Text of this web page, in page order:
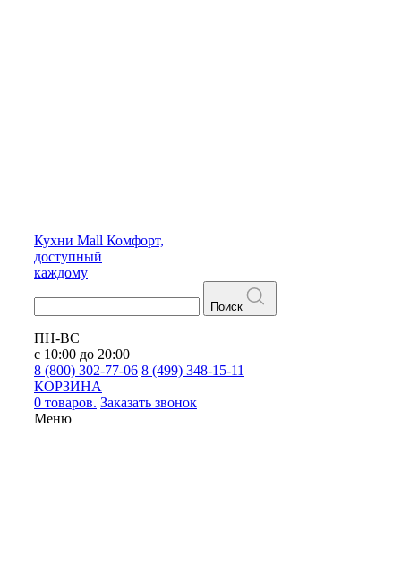
Кухни Mall Комфорт,
доступный
каждому
Поиск
ПН-ВС
с 10:00 до 20:00
8 (800) 302-77-06 8 (499) 348-15-11
КОРЗИНА
0 товаров. Заказать звонок
Меню